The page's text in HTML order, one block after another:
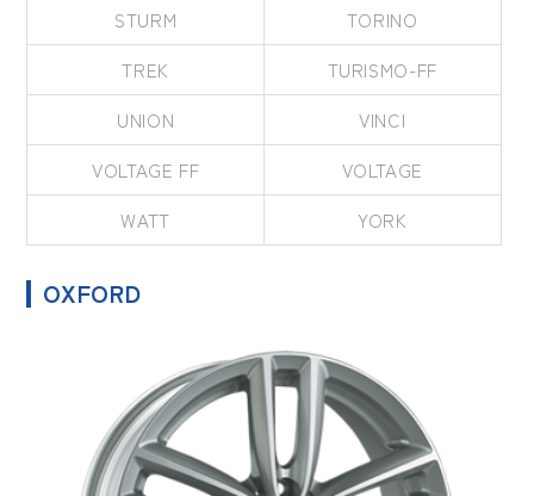
STURM
TORINO
TREK
TURISMO-FF
UNION
VINCI
VOLTAGE FF
VOLTAGE
WATT
YORK
OXFORD